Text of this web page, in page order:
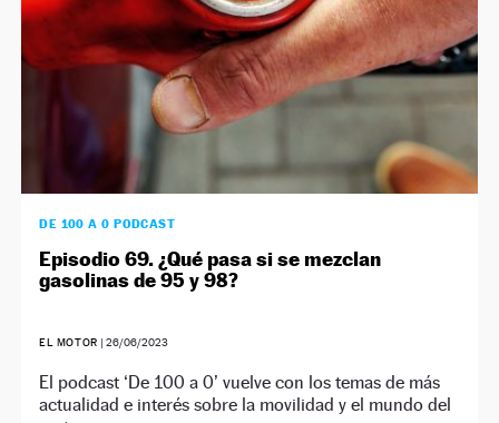
DE 100 A 0 PODCAST
Episodio 69. ¿Qué pasa si se mezclan
gasolinas de 95 y 98?
EL MOTOR | 26/06/2023
El podcast ‘De 100 a 0’ vuelve con los temas de más
actualidad e interés sobre la movilidad y el mundo del